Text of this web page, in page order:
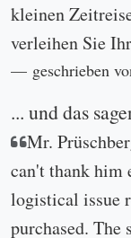
kleinen
verleihen Sie
geschrieben
... und das
Mr.
can't thank him
logistical issue
purchased.